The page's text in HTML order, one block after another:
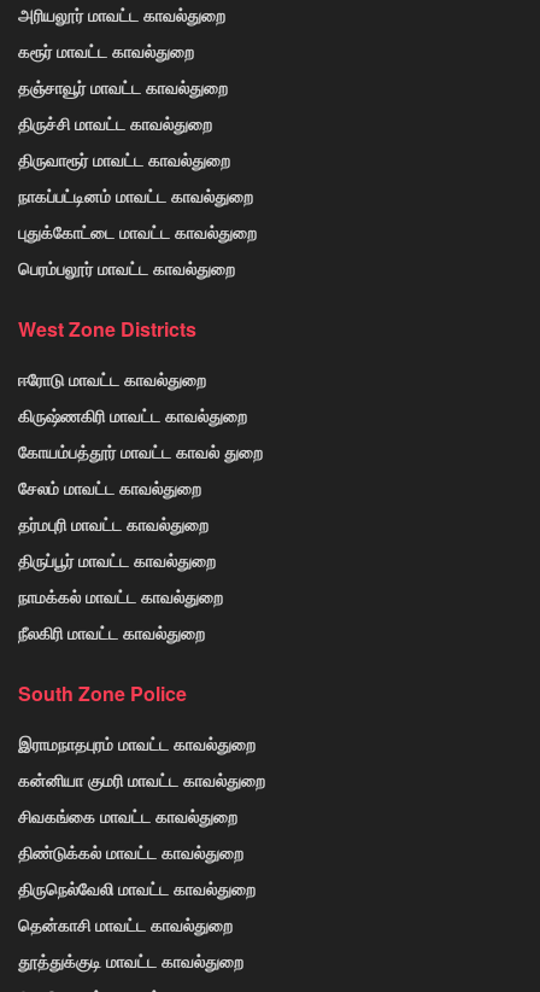
அரியலூர் மாவட்ட காவல்துறை
கரூர் மாவட்ட காவல்துறை
தஞ்சாவூர் மாவட்ட காவல்துறை
திருச்சி மாவட்ட காவல்துறை
திருவாரூர் மாவட்ட காவல்துறை
நாகப்பட்டினம் மாவட்ட காவல்துறை
புதுக்கோட்டை மாவட்ட காவல்துறை
பெரம்பலூர் மாவட்ட காவல்துறை
West Zone Districts
ஈரோடு மாவட்ட காவல்துறை
கிருஷ்ணகிரி மாவட்ட காவல்துறை
கோயம்பத்தூர் மாவட்ட காவல் துறை
சேலம் மாவட்ட காவல்துறை
தர்மபுரி மாவட்ட காவல்துறை
திருப்பூர் மாவட்ட காவல்துறை
நாமக்கல் மாவட்ட காவல்துறை
நீலகிரி மாவட்ட காவல்துறை
South Zone Police
இராமநாதபுரம் மாவட்ட காவல்துறை
கன்னியா குமரி மாவட்ட காவல்துறை
சிவகங்கை மாவட்ட காவல்துறை
திண்டுக்கல் மாவட்ட காவல்துறை
திருநெல்வேலி மாவட்ட காவல்துறை
தென்காசி மாவட்ட காவல்துறை
தூத்துக்குடி மாவட்ட காவல்துறை